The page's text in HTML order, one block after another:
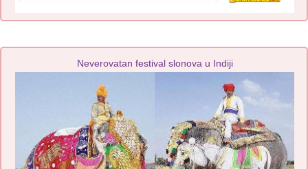
Neverovatan festival slonova u Indiji